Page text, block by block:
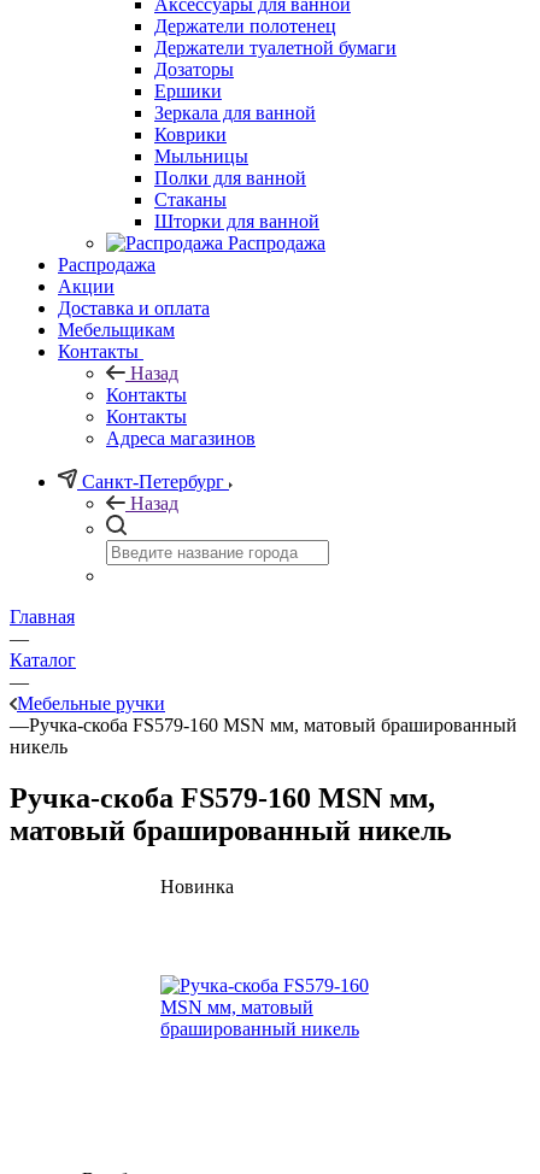
Аксессуары для ванной
Держатели полотенец
Держатели туалетной бумаги
Дозаторы
Ершики
Зеркала для ванной
Коврики
Мыльницы
Полки для ванной
Стаканы
Шторки для ванной
Распродажа
Распродажа
Акции
Доставка и оплата
Мебельщикам
Контакты
Назад
Контакты
Контакты
Адреса магазинов
Санкт-Петербург
Назад
Главная
—
Каталог
—
Мебельные ручки
—Ручка-скоба FS579-160 MSN мм, матовый брашированный
никель
Ручка-скоба FS579-160 MSN мм,
матовый брашированный никель
Новинка